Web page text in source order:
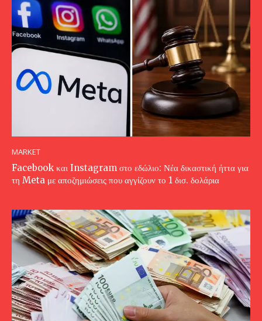
MARKET
Facebook και Instagram στο εδώλιο: Νέα δικαστική ήττα για
τη Meta με αποζημιώσεις που αγγίζουν το 1 δισ. δολάρια